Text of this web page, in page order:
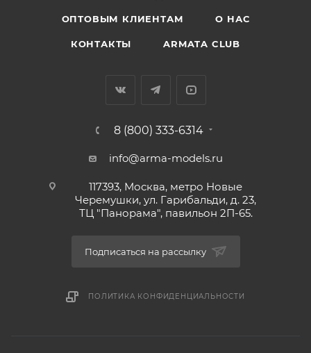
ОПТОВЫМ КЛИЕНТАМ О НАС
КОНТАКТЫ ARMATA CLUB
8 (800) 333-6314
info@arma-models.ru
117393, Москва, метро Новые
Черемушки, ул. Гарибальди, д. 23,
ТЦ "Панорама", павильон 2П-65.
Подписаться на рассылку
ПОЛИТИКА КОНФИДЕНЦИАЛЬНОСТИ